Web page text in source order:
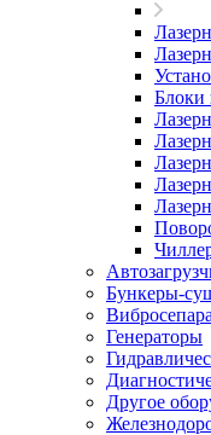
Блоки
Бункеры-
Генераторы
Другое